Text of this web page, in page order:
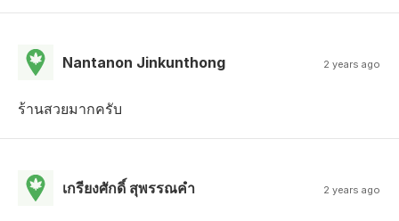
Nantanon Jinkunthong 2 years ago
ร้านสวยมากครับ
เกรียงศักดิ์ สุพรรณคำ 2 years ago